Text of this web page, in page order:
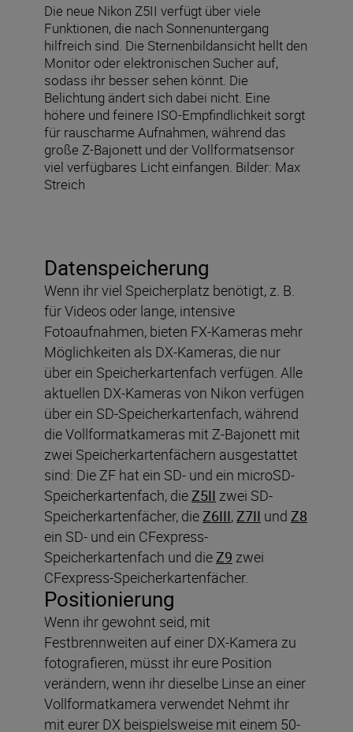
Die neue Nikon Z5II verfügt über viele
Funktionen, die nach Sonnenuntergang
hilfreich sind. Die Sternenbildansicht hellt den
Monitor oder elektronischen Sucher auf,
sodass ihr besser sehen könnt. Die
Belichtung ändert sich dabei nicht. Eine
höhere und feinere ISO-Empfindlichkeit sorgt
für rauscharme Aufnahmen, während das
große Z-Bajonett und der Vollformatsensor
viel verfügbares Licht einfangen. Bilder: Max
Streich
Datenspeicherung
Wenn ihr viel Speicherplatz benötigt, z. B.
für Videos oder lange, intensive
Fotoaufnahmen, bieten FX-Kameras mehr
Möglichkeiten als DX-Kameras, die nur
über ein Speicherkartenfach verfügen. Alle
aktuellen DX-Kameras von Nikon verfügen
über ein SD-Speicherkartenfach, während
die Vollformatkameras mit Z-Bajonett mit
zwei Speicherkartenfächern ausgestattet
sind: Die ZF hat ein SD- und ein microSD-
Speicherkartenfach, die Z5II zwei SD-
Speicherkartenfächer, die Z6III, Z7II und Z8
ein SD- und ein CFexpress-
Speicherkartenfach und die Z9 zwei
CFexpress-Speicherkartenfächer.
Positionierung
Wenn ihr gewohnt seid, mit
Festbrennweiten auf einer DX-Kamera zu
fotografieren, müsst ihr eure Position
verändern, wenn ihr dieselbe Linse an einer
Vollformatkamera verwendet Nehmt ihr
mit eurer DX beispielsweise mit einem 50-